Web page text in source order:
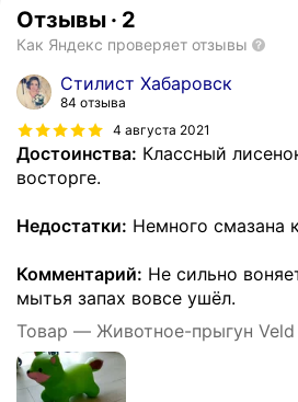
Отзывы · 2
Как Яндекс проверяет отзывы
Стилист Хабаровск
84 отзыва
4 августа 2021
Достоинства: Классный
восторге.
Недостатки: Немного смазана
Комментарий: Не сильно
мытья запах вовсе ушёл.
Товар — Животное-прыгун